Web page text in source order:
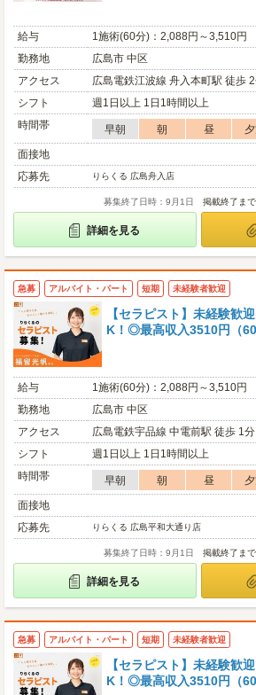
給与
1施術(60分)：2,088円～3,510円
勤務地
広島市 中区
アクセス
広島電鉄江波線 舟入本町駅 徒歩
シフト
週1日以上 1日1時間以上
時間帯
早朝 朝 昼
面接地
応募先
りらくる 広島舟入店
募集終了日時：9月1日 掲載終了ま
詳細を見る
急募 アルバイト・パート 短期 未経験者歓迎
【セラピスト】未経験歓
K！◎最高収入3510円（
給与
1施術(60分)：2,088円～3,510円
勤務地
広島市 中区
アクセス
広島電鉄宇品線 中電前駅 徒歩 1分
シフト
週1日以上 1日1時間以上
時間帯
早朝 朝 昼
面接地
応募先
りらくる 広島平和大通り店
募集終了日時：9月1日 掲載終了ま
詳細を見る
急募 アルバイト・パート 短期 未経験者歓迎
【セラピスト】未経験歓
K！◎最高収入3510円（